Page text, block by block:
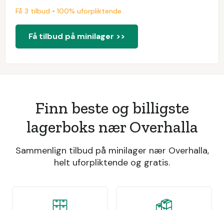
Få 3 tilbud • 100% uforpliktende
Få tilbud på minilager >>
Finn beste og billigste
lagerboks nær Overhalla
Sammenlign tilbud på minilager nær Overhalla,
helt uforpliktende og gratis.